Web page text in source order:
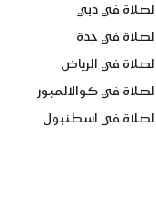
في دبي
في جدة
في الرياض
في كوالالمبور
في اسطنبول